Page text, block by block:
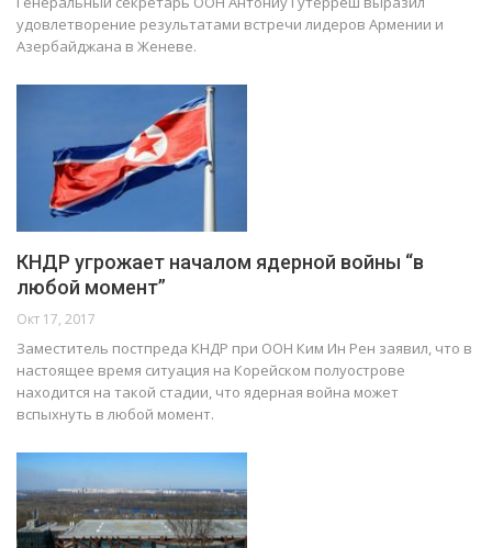
удовлетворение результатами встречи лидеров Армении и
Азербайджана в Женеве.
КНДР угрожает началом ядерной войны “в
любой момент”
Окт 17, 2017
Заместитель постпреда КНДР при ООН Ким Ин Рен заявил, что в
настоящее время ситуация на Корейском полуострове
находится на такой стадии, что ядерная война может
вспыхнуть в любой момент.